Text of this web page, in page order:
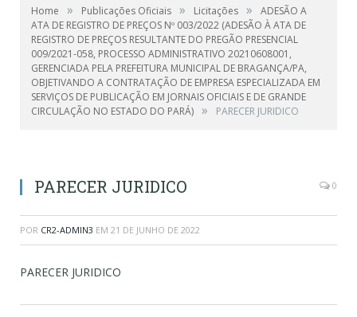
Home » Publicações Oficiais » Licitações »
ADESÃO A
ATA DE REGISTRO DE PREÇOS Nº 003/2022 (ADESÃO À ATA DE
REGISTRO DE PREÇOS RESULTANTE DO PREGÃO PRESENCIAL
009/2021-058, PROCESSO ADMINISTRATIVO 20210608001,
GERENCIADA PELA PREFEITURA MUNICIPAL DE BRAGANÇA/PA,
OBJETIVANDO A CONTRATAÇÃO DE EMPRESA ESPECIALIZADA EM
SERVIÇOS DE PUBLICAÇÃO EM JORNAIS OFICIAIS E DE GRANDE
CIRCULAÇÃO NO ESTADO DO PARÁ) » PARECER JURIDICO
PARECER JURIDICO 0
POR CR2-ADMIN3 EM 21 DE JUNHO DE 2022
PARECER JURIDICO